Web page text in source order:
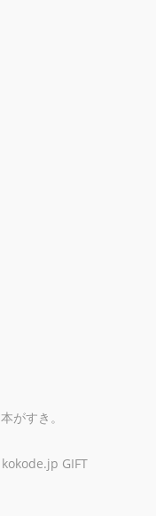
本がすき。
kokode.jp GIFT